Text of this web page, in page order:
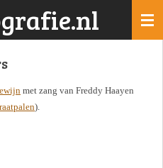
met zang van Freddy Haayen
).